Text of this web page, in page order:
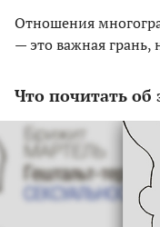
Отношения
— это важная грань,
Что почитать об